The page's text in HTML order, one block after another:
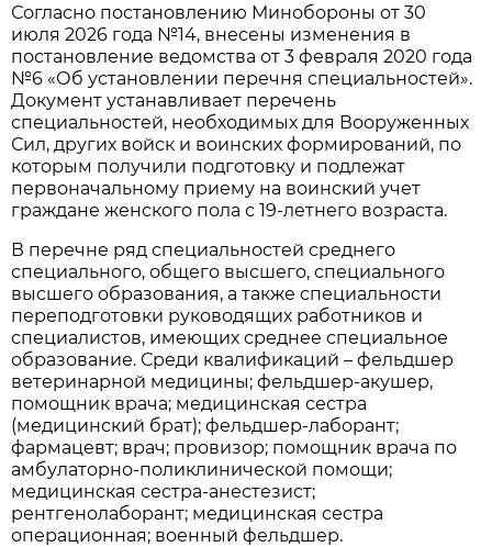
Согласно постановлению Минобороны от 30
июля 2026 года №14, внесены изменения в
постановление ведомства от 3 февраля 2020 года
№6 «Об установлении перечня специальностей».
Документ устанавливает перечень
специальностей, необходимых для Вооруженных
Сил, других войск и воинских формирований, по
которым получили подготовку и подлежат
первоначальному приему на воинский учет
граждане женского пола с 19-летнего возраста.
В перечне ряд специальностей среднего
специального, общего высшего, специального
высшего образования, а также специальности
переподготовки руководящих работников и
специалистов, имеющих среднее специальное
образование. Среди квалификаций – фельдшер
ветеринарной медицины; фельдшер-акушер,
помощник врача; медицинская сестра
(медицинский брат); фельдшер-лаборант;
фармацевт; врач; провизор; помощник врача по
амбулаторно-поликлинической помощи;
медицинская сестра-анестезист;
рентгенолаборант; медицинская сестра
операционная; военный фельдшер.